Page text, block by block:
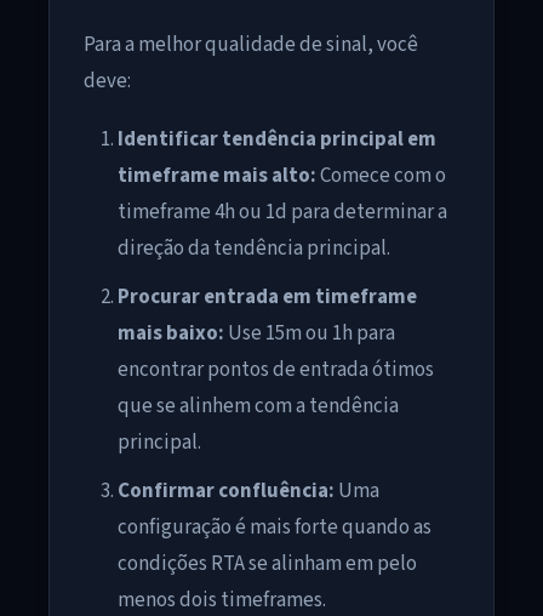
Para a melhor qualidade de sinal, você
deve:
Identificar tendência principal em
timeframe mais alto:Comece com o
timeframe 4h ou 1d para determinar a
direção da tendência principal.
Procurar entrada em timeframe
mais baixo: Use 15m ou 1h para
encontrar pontos de entrada ótimos
que se alinhem com a tendência
principal.
Confirmar confluência: Uma
configuração é mais forte quando as
condições RTA se alinham em pelo
menos dois timeframes.